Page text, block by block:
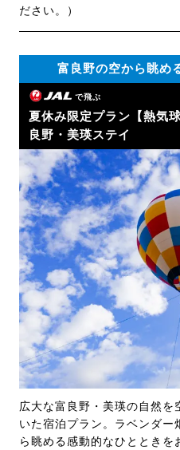
ださい。）
富良野の空から眺め
で飛ぶ
夏休み限定プラン【熱気
良野・美瑛ステイ
広大な富良野・美瑛の自然を
いた宿泊プラン。ラベンダー
ら眺める感動的なひとときを